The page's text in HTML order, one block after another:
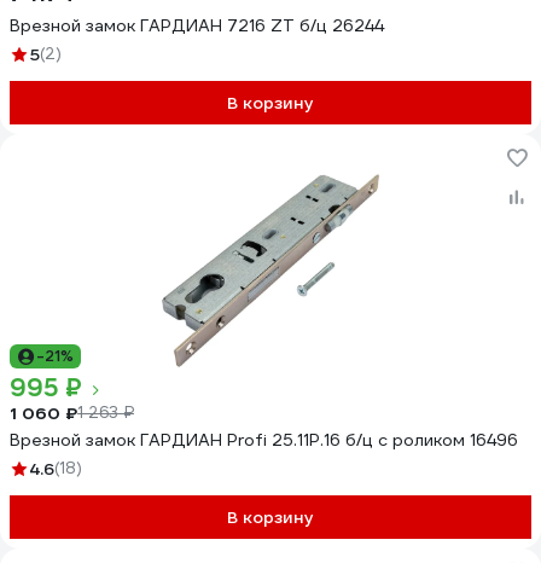
Врезной замок ГАРДИАН 7216 ZT б/ц 26244
5(2)
В корзину
-21%
995 ₽
1 060 ₽1 263 ₽
Врезной замок ГАРДИАН Profi 25.11Р.16 б/ц с роликом 16496
4.6(18)
В корзину